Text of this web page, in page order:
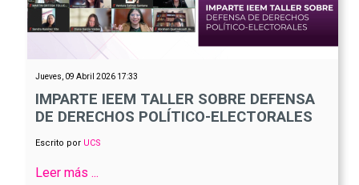
Jueves, 09 Abril 2026 17:33
IMPARTE IEEM TALLER SOBRE DEFENSA
DE DERECHOS POLÍTICO-ELECTORALES
Escrito por UCS
Leer más ...